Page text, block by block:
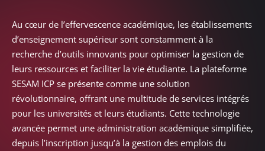
Au cœur de l’effervescence académique, les établissements
d’enseignement supérieur sont constamment à la
recherche d’outils innovants pour optimiser la gestion de
leurs ressources et faciliter la vie étudiante. La plateforme
SESAM ICP se présente comme une solution
révolutionnaire, offrant une multitude de services intégrés
pour les universités et leurs étudiants. Cette technologie
avancée permet une administration académique simplifiée,
depuis l’inscription jusqu’à la gestion des emplois du